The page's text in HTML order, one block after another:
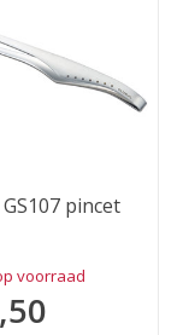
pincet
voorraad